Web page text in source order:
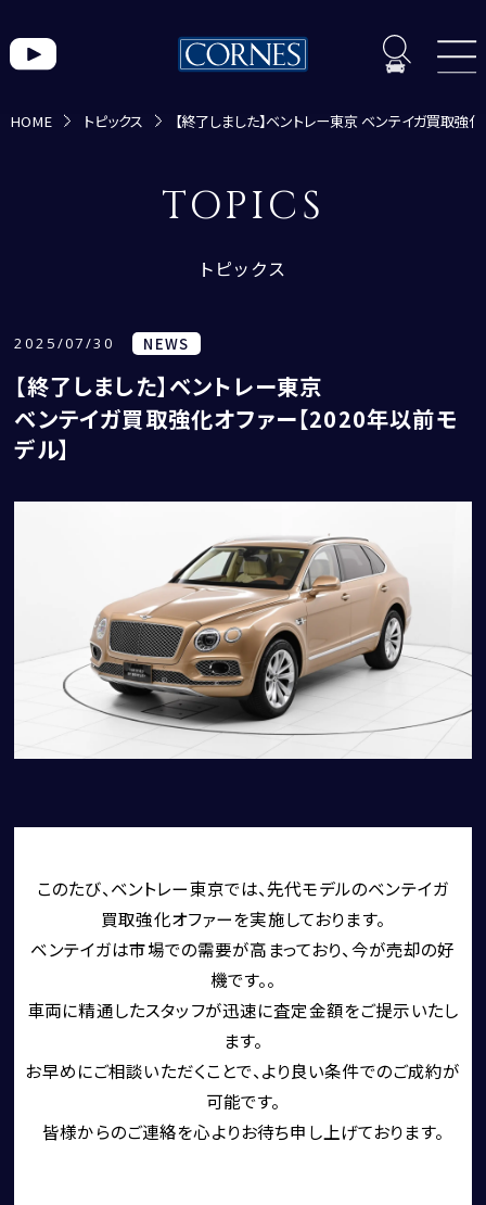
CORNES MOMENT
CORNES RACING
CONECO
CORNES RESERVE
THE MAGARIGAWA CLUB
LAMBORGHINI
PORSCHE
ROLLS ROYCE
SINGER VEHICLE DESIGN
HOME トピックス 【終了しました】ベントレー東京 ベンテイガ買取強
TOPICS
トピックス
2025/07/30 NEWS
【終了しました】ベントレー東京
ベンテイガ買取強化オファー【2020年以前モ
デル】
このたび、ベントレー東京では、先代モデルのベンテイガ
買取強化オファーを実施しております。
ベンテイガは市場での需要が高まっており、今が売却の好
機です。。
車両に精通したスタッフが迅速に査定金額をご提示いたし
ます。
お早めにご相談いただくことで、より良い条件でのご成約が
可能です。
皆様からのご連絡を心よりお待ち申し上げております。